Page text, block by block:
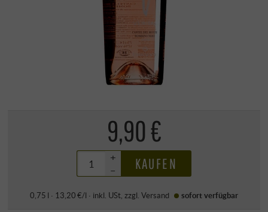
9,90 €
+
–
KAUFEN
0,75 l · 13,20 €/l · inkl. USt , zzgl.Versand sofort verfügbar